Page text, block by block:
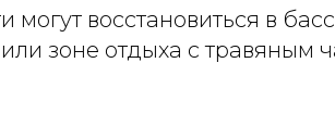
могут восстановиться в
зоне отдыха с травяным